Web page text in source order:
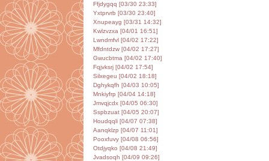
Ffjdygqq [03/30 23:33]
Yxtprvrb [03/30 23:40]
Xnupeayg [03/31 14:32]
Kwlzvzxa [04/01 16:51]
Lwndmfvl [04/02 17:22]
Mfdntdzw [04/02 17:27]
Gwucbtma [04/02 17:40]
Fqjvksrj [04/02 17:54]
Silxegeu [04/02 18:18]
Dghykqfh [04/03 10:05]
Mnkiyfrp [04/04 14:18]
Jmvqjcdx [04/05 06:30]
Sspbzuat [04/05 20:07]
Houdqqli [04/07 07:38]
Aanqklzp [04/07 11:01]
Pooxfuvy [04/08 06:56]
Otdjyqko [04/08 21:49]
Jvadsoqh [04/09 09:26]